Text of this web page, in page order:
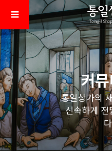
커
통일상가의
신속하게